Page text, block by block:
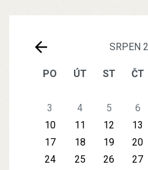
SRPEN
PO ÚT ST ČT
3
4 5 6
10
11 12 13
17
18 19 20
24
25 26 27